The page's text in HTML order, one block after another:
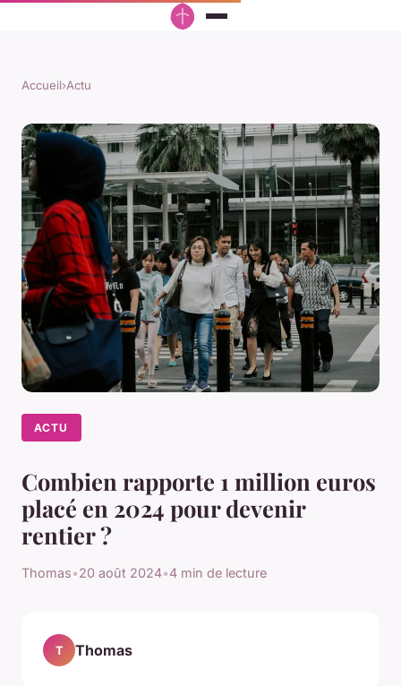
Accueil›Actu
ACTU
Combien rapporte 1 million euros
placé en 2024 pour devenir
rentier ?
Thomas•20 août 2024•4 min de lecture
T Thomas